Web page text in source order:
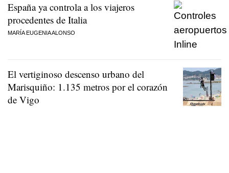
España ya controla a los viajeros
procedentes de Italia
MARÍA EUGENIA ALONSO
El vertiginoso descenso urbano del
Marisquiño: 1.135 metros por el corazón
de Vigo